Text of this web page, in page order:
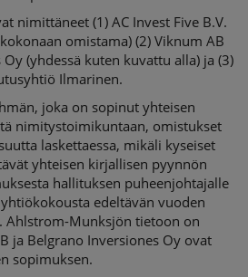
nimittäneet (1) AC Invest Five B.V.
omistama) (2) Viknum AB
(yhdessä kuten kuvattu alla) ja (3)
Ilmarinen.
joka on sopinut yhteisen
nimitystoimikuntaan, omistukset
laskettaessa, mikäli kyseiset
yhteisen kirjallisen pyynnön
hallituksen puheenjohtajalle
edeltävän vuoden
Ahlstrom-Munksjön tietoon on
ja Belgrano Inversiones Oy ovat
sopimuksen.